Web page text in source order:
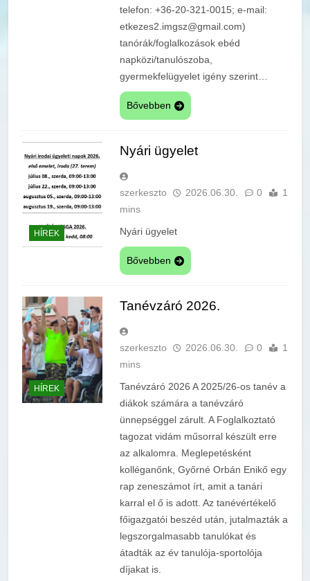
telefon: +36-20-321-0015; e-mail:
etkezes2.imgsz@gmail.com)
tanórák/foglalkozások ebéd
napközi/tanulószoba,
gyermekfelügyelet igény szerint…
Bővebben
HÍREK
Nyári ügyelet
szerkeszto 2026.06.30. 0
1
mins
Nyári ügyelet
Bővebben
HÍREK
Tanévzáró 2026.
szerkeszto 2026.06.30. 0
1
mins
Tanévzáró 2026 A 2025/26-os tanév a
diákok számára a tanévzáró
ünnepséggel zárult. A Foglalkoztató
tagozat vidám műsorral készült erre
az alkalomra. Meglepetésként
kolléganőnk, Győrné Orbán Enikő egy
rap zeneszámot írt, amit a tanári
karral el ő is adott. Az tanévértékelő
főigazgatói beszéd után, jutalmazták a
legszorgalmasabb tanulókat és
átadták az év tanulója-sportolója
díjakat is.